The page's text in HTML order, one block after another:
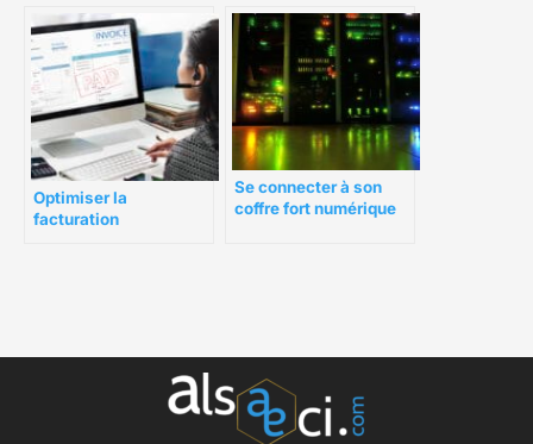
de devenir
incontournable
Optimiser la
facturation
Se connecter à son
coffre fort numérique